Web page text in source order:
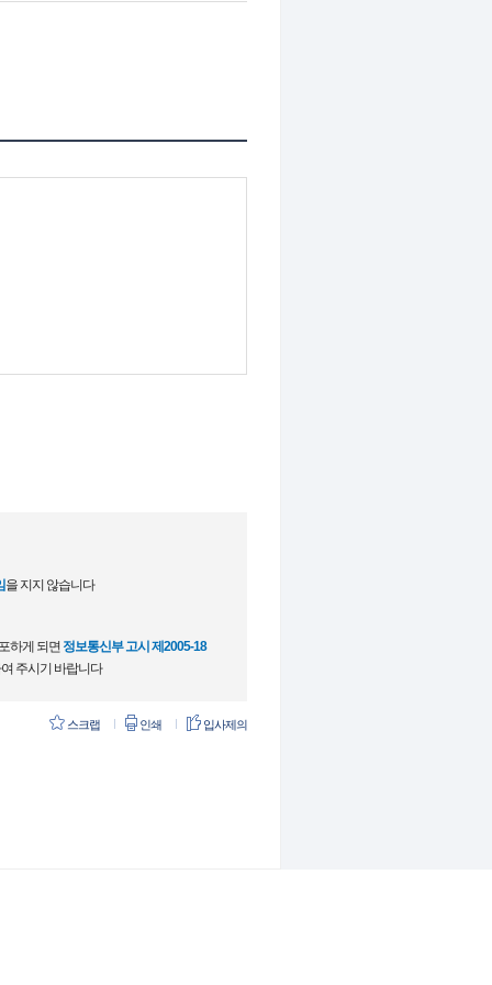
을 지지 않습니다
하게 되면 정보통신부 고시 제2005-18
주시기 바랍니다
스크랩 인쇄 입사제의